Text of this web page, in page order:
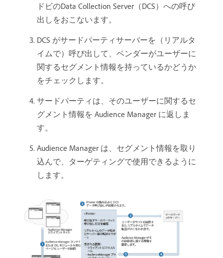
ドビのData Collection Server（DCS）への呼び
出しをおこないます。
DCS がサードパーティサーバーを（リアルタ
イムで）呼び出して、ベンダーがユーザーに
関するセグメント情報を持っているかどうか
をチェックします。
サードパーティは、そのユーザーに関するセ
グメント情報を Audience Manager に返しま
す。
Audience Manager は、セグメント情報を取り
込んで、ターゲティングで使用できるように
します。